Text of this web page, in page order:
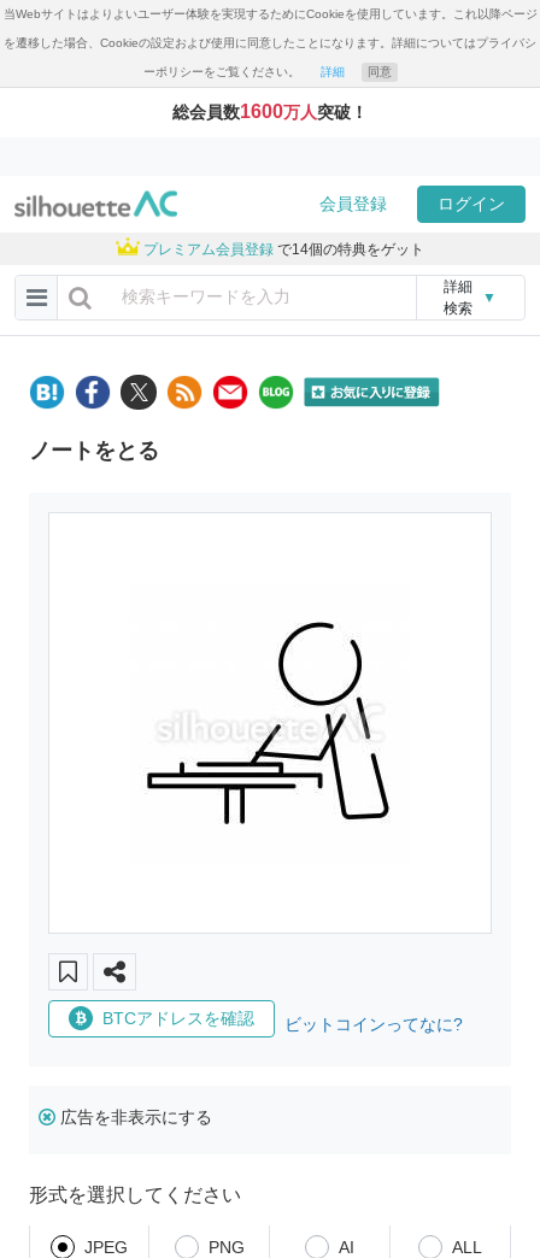
当Webサイトはよりよいユーザー体験を実現するためにCookieを使用しています。これ以降ページ
を遷移した場合、Cookieの設定および使用に同意したことになります。詳細についてはプライバシ
ーポリシーをご覧ください。 詳細 同意
総会員数1600万人突破！
会員登録 ログイン
プレミアム会員登録 で14個の特典をゲット
詳細
検索
▼
ノートをとる
BTCアドレスを確認 ビットコインってなに?
広告を非表示にする
形式を選択してください
JPEG PNG AI ALL